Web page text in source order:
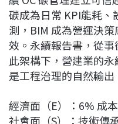
碳成為日常 KPI能耗、
測，BIM 成為營運決
效。永續報告書，從
此架構下，營建業的
是工程治理的自然輸出
經濟面（E）：6% 成
社會面（S）：技術傳